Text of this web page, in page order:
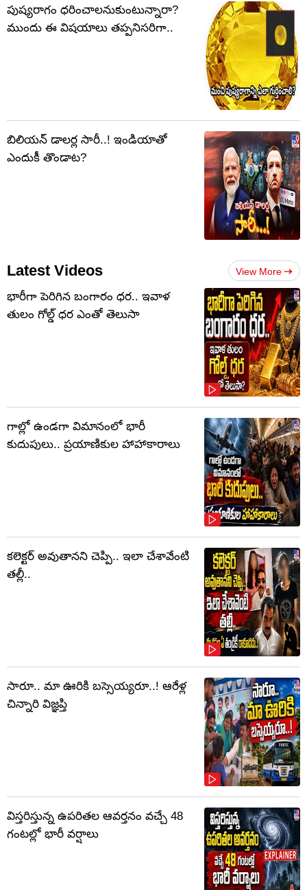
పుష్యరాగం ధరించాలనుకుంటున్నారా?
ముందు ఈ విషయాలు తప్పనిసరిగా..
బిలియన్ డాలర్ల సారీ..! ఇండియాతో
ఎందుకీ తొండాట?
Latest Videos View More
భారీగా పెరిగిన బంగారం ధర.. ఇవాళ
తులం గోల్డ్‌ ధర ఎంతో తెలుసా
గాల్లో ఉండగా విమానంలో భారీ
కుదుపులు.. ప్రయాణికుల హాహాకారాలు
కలెక్టర్‌ అవుతానని చెప్పి.. ఇలా చేశావేంటి
తల్లీ..
సారూ.. మా ఊరికి బస్సెయ్యరూ..! ఆరేళ్ల
చిన్నారి విజ్ఞప్తి
విస్తరిస్తున్న ఉపరితల ఆవర్తనం వచ్చే 48
గంటల్లో భారీ వర్షాలు